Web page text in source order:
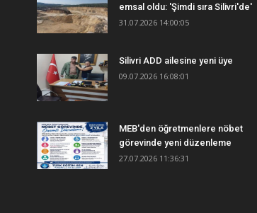
emsal oldu: 'Şimdi sıra Silivri'de'
31.07.2026 14:00:05
Silivri ADD ailesine yeni üye
09.07.2026 16:08:01
MEB'den öğretmenlere nöbet
görevinde yeni düzenleme
27.07.2026 11:36:31